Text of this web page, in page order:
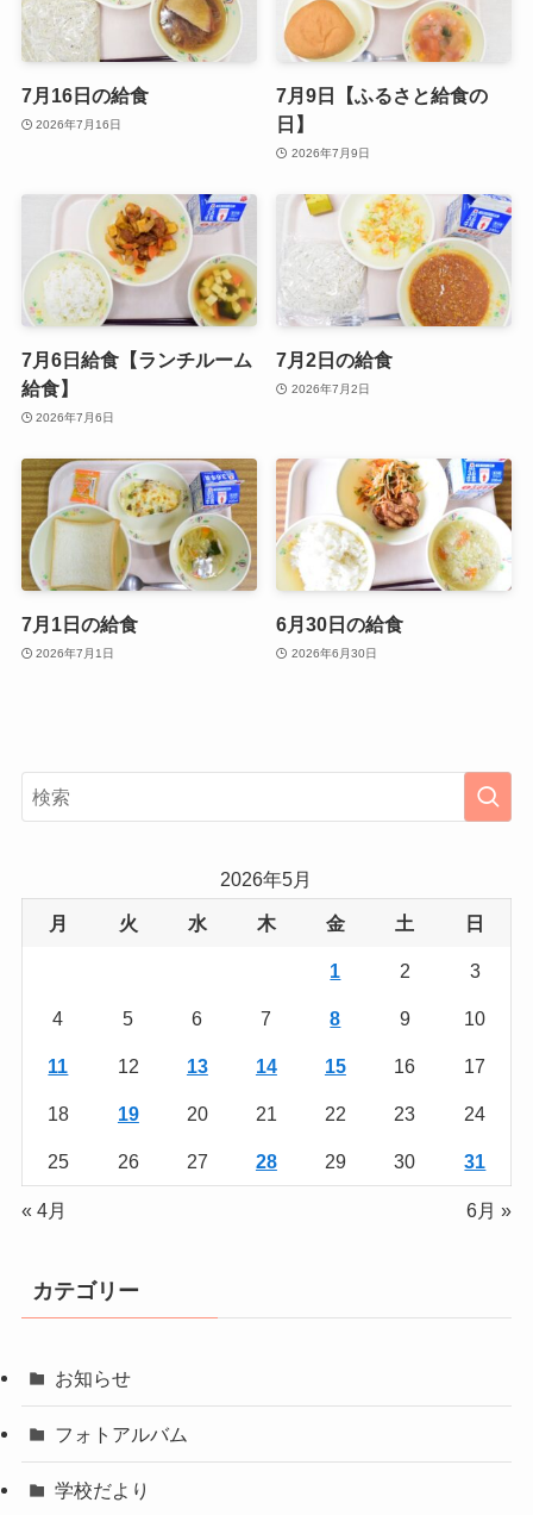
7月16日の給食
2026年7月16日
7月9日【ふるさと給食の
日】
2026年7月9日
7月6日給食【ランチルーム
給食】
2026年7月6日
7月2日の給食
2026年7月2日
7月1日の給食
2026年7月1日
6月30日の給食
2026年6月30日
2026年5月
月 火 水 木 金 土 日
1 2 3
4 5 6 7 8 9 10
11 12 13 14 15 16 17
18 19 20 21 22 23 24
25 26 27 28 29 30 31
« 4月 6月 »
カテゴリー
お知らせ
フォトアルバム
学校だより